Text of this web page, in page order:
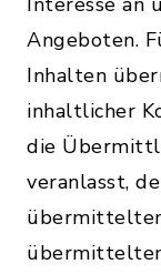
Angeboten.
Inhalten
inhaltlicher
die
veranlasst,